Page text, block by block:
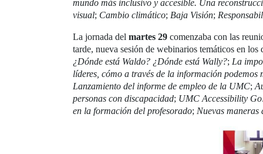
mundo más inclusivo y accesible. Una
visual; Cambio climático; Baja Visión;
La jornada del martes 29 comenzaba con las
tarde, nueva sesión de webinarios temáticos en los
¿Dónde está Waldo? ¿Dónde está Wally?; La
líderes, cómo a través de la información
Lanzamiento del informe de empleo de la UMC;
personas con discapacidad; UMC Accessibility
en la formación del profesorado; Nuevas maneras